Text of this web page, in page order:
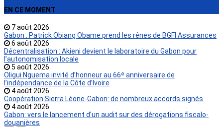
EN CE MOMENT
7 août 2026
Gabon : Patrick Obiang Obame prend les rênes de BGFI Assurances
6 août 2026
Décentralisation : Akieni devient le laboratoire du Gabon pour
l’autonomisation locale
5 août 2026
Oligui Nguema invité d’honneur au 66ᵉ anniversaire de
l’indépendance de la Côte d’Ivoire
4 août 2026
Coopération Sierra Léone-Gabon: de nombreux accords signés
4 août 2026
Gabon: vers le lancement d’un audit sur des dérogations fiscalo-
douanières